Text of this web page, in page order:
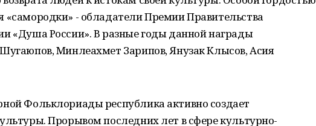
«самородки» - обладатели Премии Правительства
«Душа России». В разные годы данной награды
Минлеахмет Зарипов, Янузак Клысов, Асия
Фольклориады республика активно создает
Прорывом последних лет в сфере культурно-